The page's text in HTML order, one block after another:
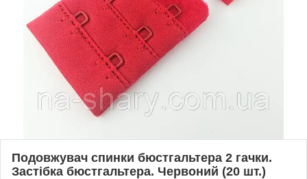
Подовжувач спинки бюстгальтера 2 гачки.
Застібка бюстгальтера. Червоний (20 шт.)